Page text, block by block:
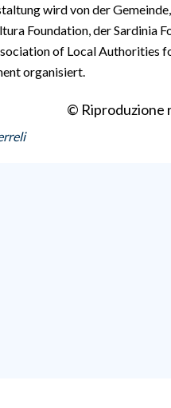
wird von der
Foundation, der Sardinia
of Local Authorities
organisiert.
© Riproduzione